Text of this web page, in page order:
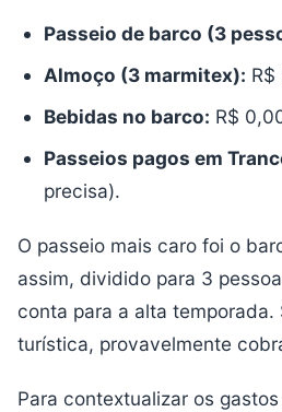
Passeio de barco (3
Almoço (3 marmitex): R$
Bebidas no barco: R$
Passeios pagos em
precisa).
O passeio mais caro foi o
assim, dividido para 3
conta para a alta temporada.
turística, provavelmente
Para contextualizar os